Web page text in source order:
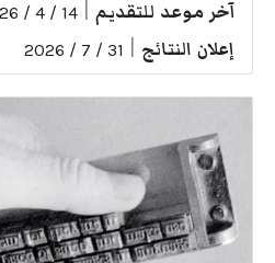
آخر موعد للتقديم 14 / 4 / 2026
إعلان النتائج 31 / 7 / 2026